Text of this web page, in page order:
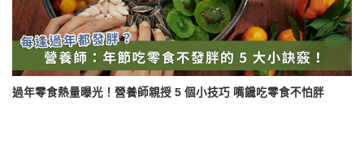
過年零食熱量曝光！營養師親授 5 個小技巧 嘴饞吃零食不怕胖